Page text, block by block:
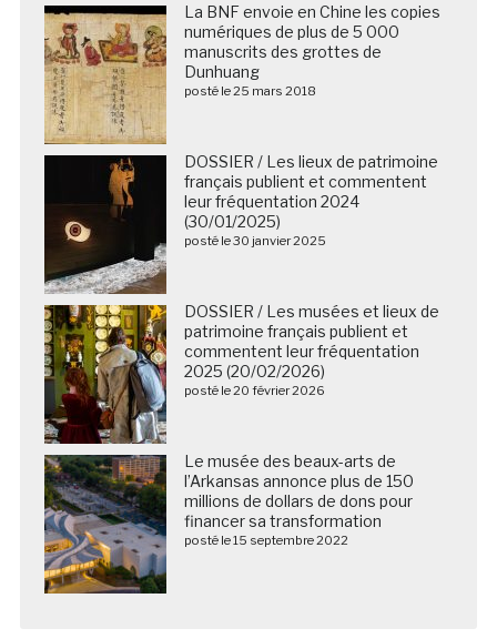
La BNF envoie en Chine les copies
numériques de plus de 5 000
manuscrits des grottes de
Dunhuang
posté le 25 mars 2018
DOSSIER / Les lieux de patrimoine
français publient et commentent
leur fréquentation 2024
(30/01/2025)
posté le 30 janvier 2025
DOSSIER / Les musées et lieux de
patrimoine français publient et
commentent leur fréquentation
2025 (20/02/2026)
posté le 20 février 2026
Le musée des beaux-arts de
l’Arkansas annonce plus de 150
millions de dollars de dons pour
financer sa transformation
posté le 15 septembre 2022